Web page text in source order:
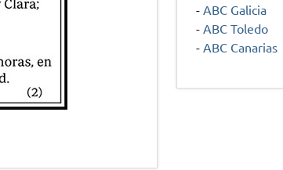
- ABC Galicia
- ABC Toledo
- ABC Canarias